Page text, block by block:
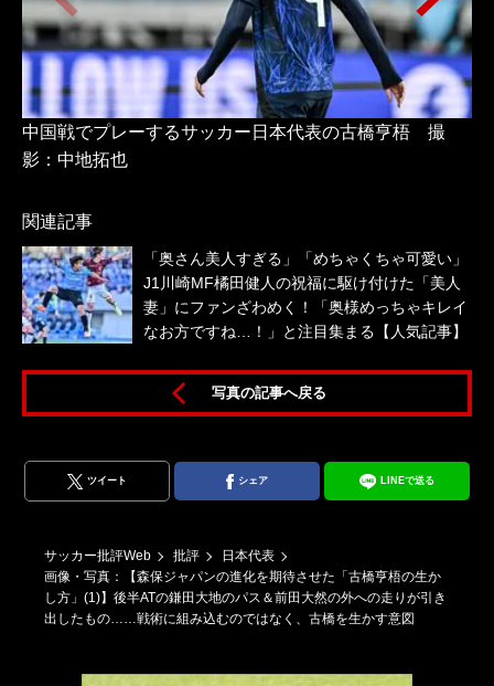
中国戦でプレーするサッカー日本代表の古橋亨梧 撮
影：中地拓也
関連記事
「奥さん美人すぎる」「めちゃくちゃ可愛い」
J1川崎MF橘田健人の祝福に駆け付けた「美人
妻」にファンざわめく！「奥様めっちゃキレイ
なお方ですね…！」と注目集まる【人気記事】
写真の記事へ戻る
ツイート シェア LINEで送る
サッカー批評Web 批評
日本代表
画像・写真：【森保ジャパンの進化を期待させた「古橋亨梧の生か
し方」(1)】後半ATの鎌田大地のパス＆前田大然の外への走りが引き
出したもの……戦術に組み込むのではなく、古橋を生かす意図